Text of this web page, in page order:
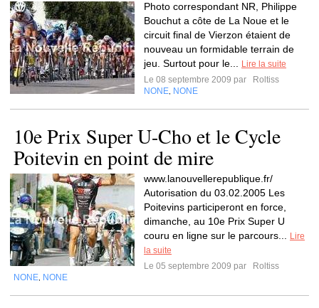
Photo correspondant NR, Philippe
Bouchut a côte de La Noue et le
circuit final de Vierzon étaient de
nouveau un formidable terrain de
jeu. Surtout pour le...
Lire la suite
Le 08 septembre 2009 par
Roltiss
NONE NONE
10e Prix Super U-Cho et le Cycle
Poitevin en point de mire
www.lanouvellerepublique.fr/
Autorisation du 03.02.2005 Les
Poitevins participeront en force,
dimanche, au 10e Prix Super U
couru en ligne sur le parcours...
Lire
la suite
Le 05 septembre 2009 par
Roltiss
NONE NONE